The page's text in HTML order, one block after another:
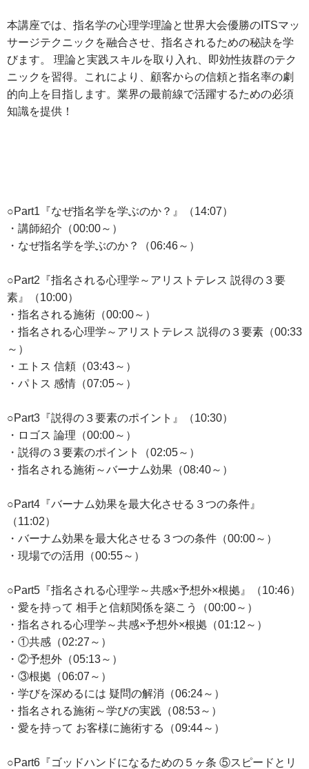
本講座では、指名学の心理学理論と世界大会優勝のITSマッ
サージテクニックを融合させ、指名されるための秘訣を学
びます。 理論と実践スキルを取り入れ、即効性抜群のテク
ニックを習得。これにより、顧客からの信頼と指名率の劇
的向上を目指します。業界の最前線で活躍するための必須
知識を提供！
○Part1『なぜ指名学を学ぶのか？』（14:07）
・講師紹介（00:00～）
・なぜ指名学を学ぶのか？（06:46～）
○Part2『指名される心理学～アリストテレス 説得の３要
素』（10:00）
・指名される施術（00:00～）
・指名される心理学～アリストテレス 説得の３要素（00:33
～）
・エトス 信頼（03:43～）
・パトス 感情（07:05～）
○Part3『説得の３要素のポイント』（10:30）
・ロゴス 論理（00:00～）
・説得の３要素のポイント（02:05～）
・指名される施術～バーナム効果（08:40～）
○Part4『バーナム効果を最大化させる３つの条件』
（11:02）
・バーナム効果を最大化させる３つの条件（00:00～）
・現場での活用（00:55～）
○Part5『指名される心理学～共感×予想外×根拠』（10:46）
・愛を持って 相手と信頼関係を築こう（00:00～）
・指名される心理学～共感×予想外×根拠（01:12～）
・①共感（02:27～）
・②予想外（05:13～）
・③根拠（06:07～）
・学びを深めるには 疑問の解消（06:24～）
・指名される施術～学びの実践（08:53～）
・愛を持って お客様に施術する（09:44～）
○Part6『ゴッドハンドになるための５ヶ条 ⑤スピードとリ